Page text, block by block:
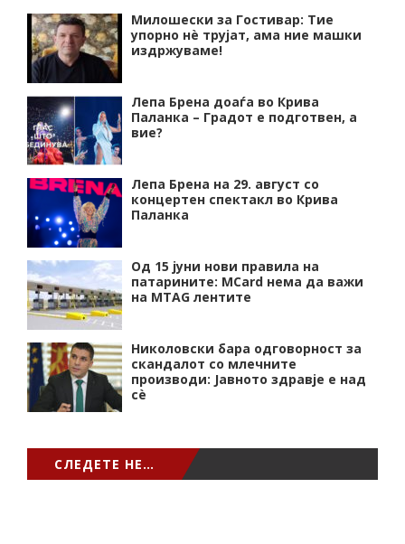
Милошески за Гостивар: Тие
упорно нѐ трујат, ама ние машки
издржуваме!
Лепа Брена доаѓа во Крива
Паланка – Градот е подготвен, а
вие?
Лепа Брена на 29. август со
концертен спектакл во Крива
Паланка
Од 15 јуни нови правила на
патарините: MCard нема да важи
на MTAG лентите
Николовски бара одговорност за
скандалот со млечните
производи: Јавното здравје е над
сѐ
СЛЕДЕТЕ НЕ…